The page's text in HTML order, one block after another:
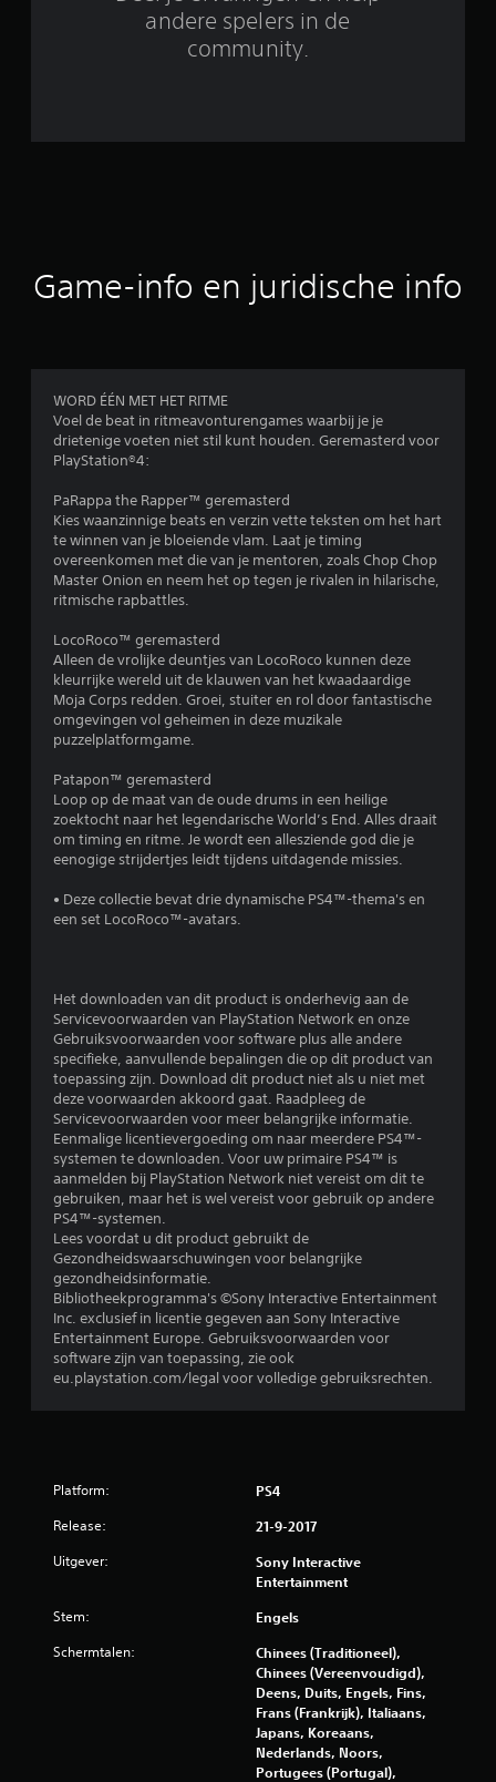
r
e
i
e
andere spelers in de
community.
Game-info en juridische info
WORD ÉÉN MET HET RITME
Voel de beat in ritmeavonturengames waarbij je je
drietenige voeten niet stil kunt houden. Geremasterd voor
PlayStation®4:
PaRappa the Rapper™ geremasterd
Kies waanzinnige beats en verzin vette teksten om het hart
te winnen van je bloeiende vlam. Laat je timing
overeenkomen met die van je mentoren, zoals Chop Chop
Master Onion en neem het op tegen je rivalen in hilarische,
ritmische rapbattles.
LocoRoco™ geremasterd
Alleen de vrolijke deuntjes van LocoRoco kunnen deze
kleurrijke wereld uit de klauwen van het kwaadaardige
Moja Corps redden. Groei, stuiter en rol door fantastische
omgevingen vol geheimen in deze muzikale
puzzelplatformgame.
Patapon™ geremasterd
Loop op de maat van de oude drums in een heilige
zoektocht naar het legendarische World’s End. Alles draait
om timing en ritme. Je wordt een allesziende god die je
eenogige strijdertjes leidt tijdens uitdagende missies.
• Deze collectie bevat drie dynamische PS4™-thema's en
een set LocoRoco™-avatars.
Het downloaden van dit product is onderhevig aan de
Servicevoorwaarden van PlayStation Network en onze
Gebruiksvoorwaarden voor software plus alle andere
specifieke, aanvullende bepalingen die op dit product van
toepassing zijn. Download dit product niet als u niet met
deze voorwaarden akkoord gaat. Raadpleeg de
Servicevoorwaarden voor meer belangrijke informatie.
Eenmalige licentievergoeding om naar meerdere PS4™-
systemen te downloaden. Voor uw primaire PS4™ is
aanmelden bij PlayStation Network niet vereist om dit te
gebruiken, maar het is wel vereist voor gebruik op andere
PS4™-systemen.
Lees voordat u dit product gebruikt de
Gezondheidswaarschuwingen voor belangrijke
gezondheidsinformatie.
Bibliotheekprogramma's ©Sony Interactive Entertainment
Inc. exclusief in licentie gegeven aan Sony Interactive
Entertainment Europe. Gebruiksvoorwaarden voor
software zijn van toepassing, zie ook
eu.playstation.com/legal voor volledige gebruiksrechten.
Platform: PS4
Release: 21-9-2017
Uitgever:
Sony Interactive
Entertainment
Stem: Engels
Schermtalen:
Chinees (Traditioneel),
Chinees (Vereenvoudigd),
Deens, Duits, Engels, Fins,
Frans (Frankrijk), Italiaans,
Japans, Koreaans,
Nederlands, Noors,
Portugees (Portugal),